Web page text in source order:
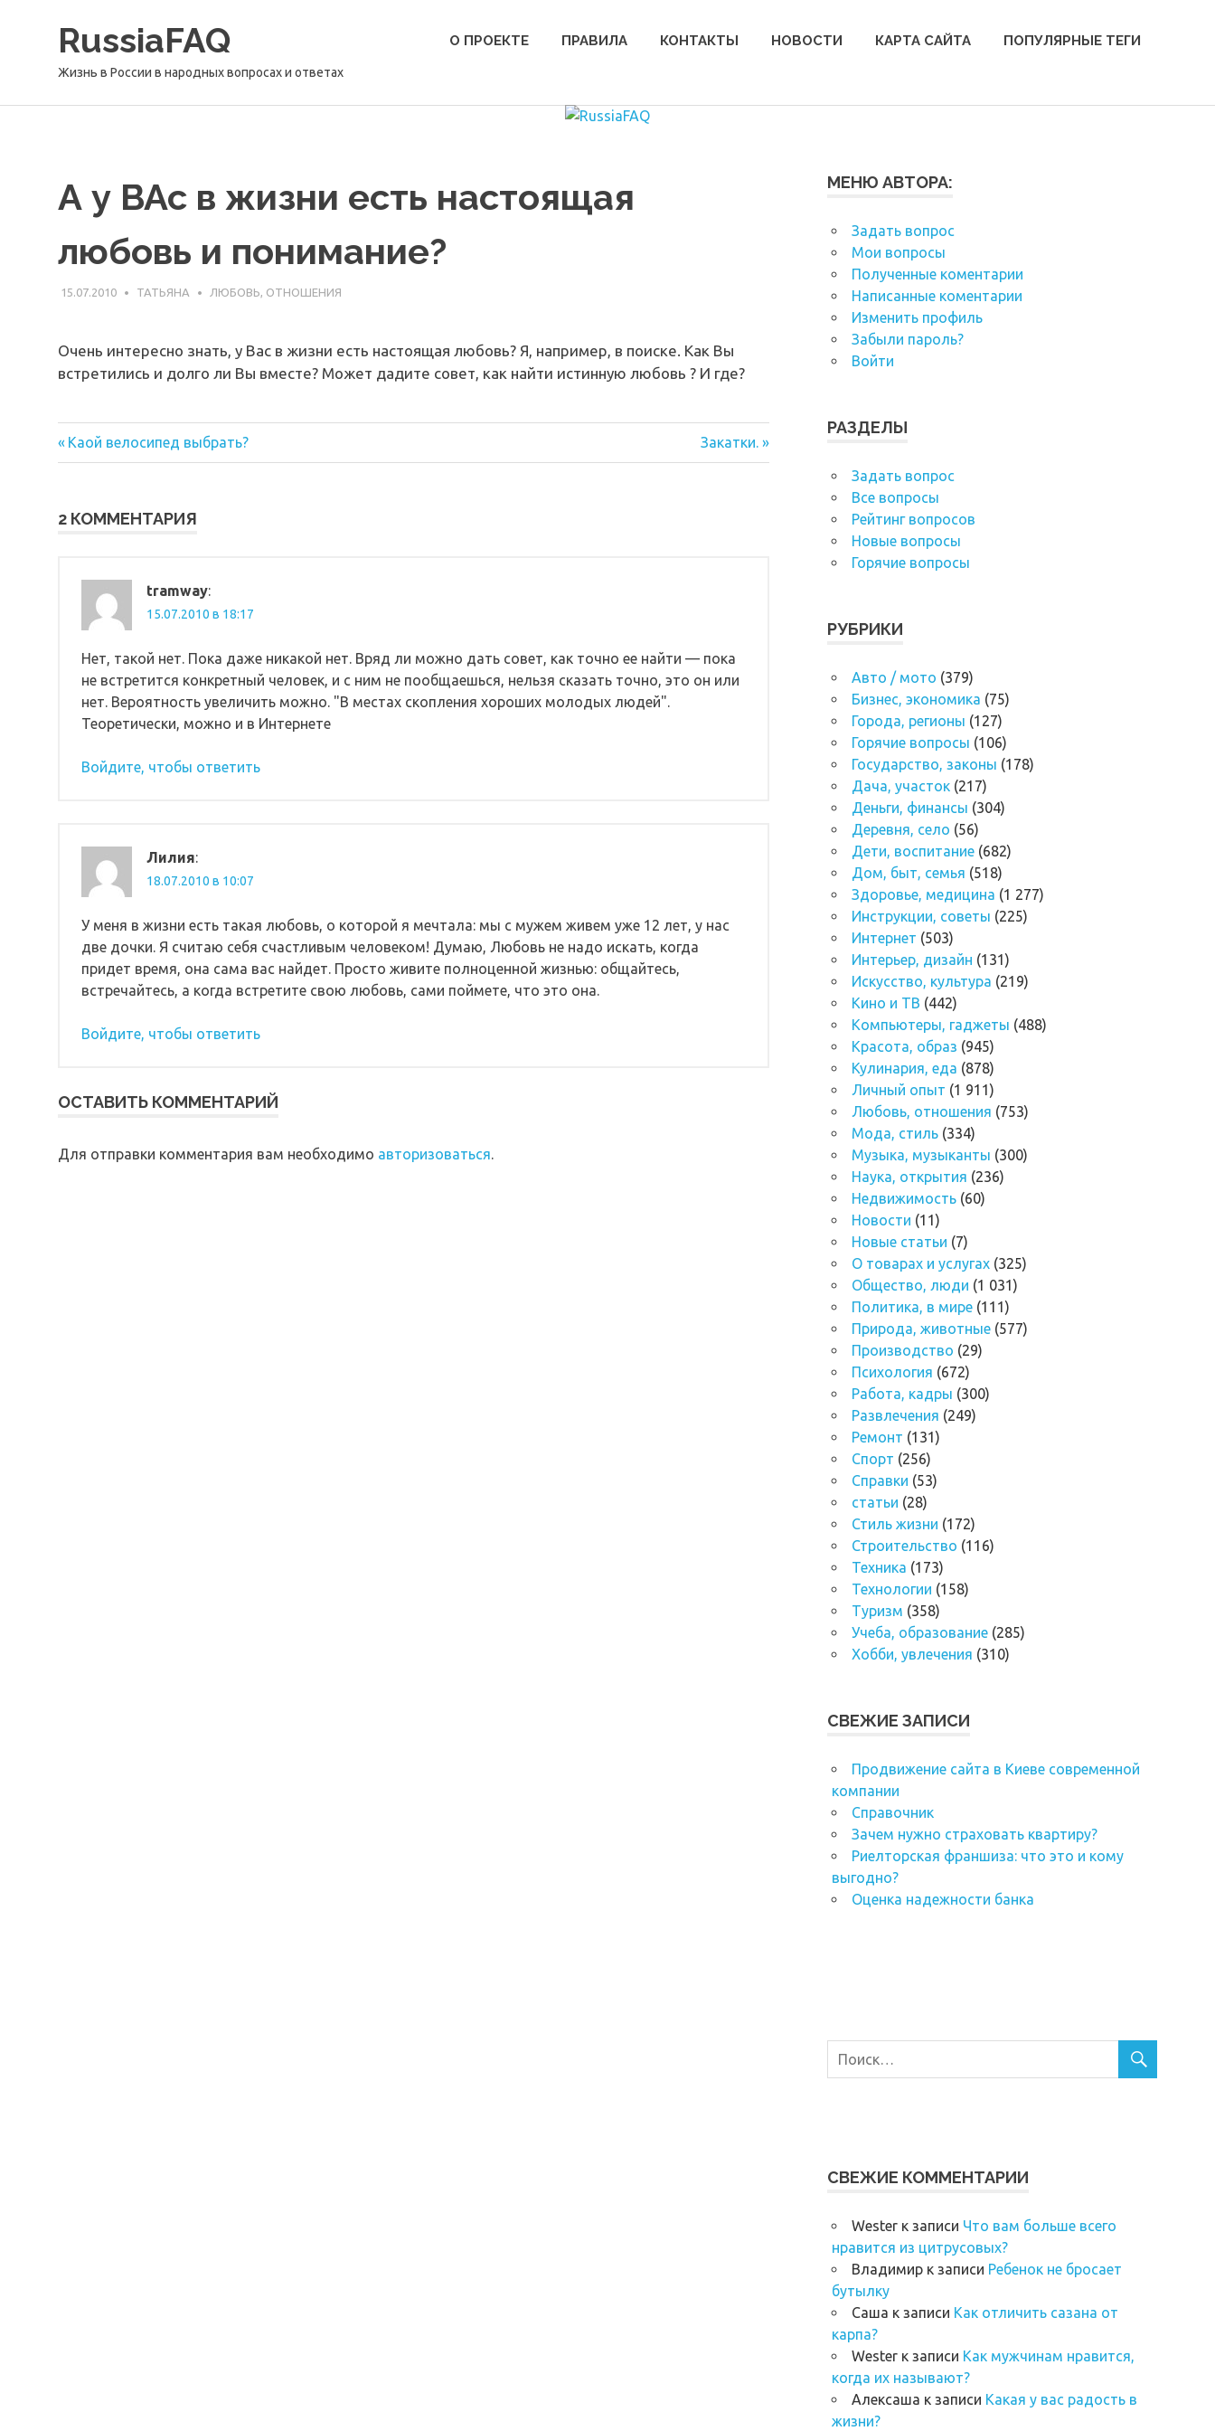
содержимомуRussiaFAQ
Жизнь в России в народных вопросах и ответах
О ПРОЕКТЕ ПРАВИЛА КОНТАКТЫ НОВОСТИ КАРТА САЙТА ПОПУЛЯРНЫЕ ТЕГИ
А у ВАс в жизни есть настоящая
любовь и понимание?
15.07.2010 ТАТЬЯНА ЛЮБОВЬ, ОТНОШЕНИЯ
Очень интересно знать, у Вас в жизни есть настоящая любовь? Я, например, в поиске. Как Вы
встретились и долго ли Вы вместе? Может дадите совет, как найти истинную любовь ? И где?
Навигация
записям
Предыдущая
запись:
Каой велосипед выбрать?
Следующая
запись:
Закатки.
2 КОММЕНТАРИЯ
tramway:
15.07.2010 в 18:17
Нет, такой нет. Пока даже никакой нет. Вряд ли можно дать совет, как точно ее найти — пока
не встретится конкретный человек, и с ним не пообщаешься, нельзя сказать точно, это он или
нет. Вероятность увеличить можно. "В местах скопления хороших молодых людей".
Теоретически, можно и в Интернете
Войдите, чтобы ответить
Лилия:
18.07.2010 в 10:07
У меня в жизни есть такая любовь, о которой я мечтала: мы с мужем живем уже 12 лет, у нас
две дочки. Я считаю себя счастливым человеком! Думаю, Любовь не надо искать, когда
придет время, она сама вас найдет. Просто живите полноценной жизнью: общайтесь,
встречайтесь, а когда встретите свою любовь, сами поймете, что это она.
Войдите, чтобы ответить
ОСТАВИТЬ КОММЕНТАРИЙ
Для отправки комментария вам необходимо авторизоваться.
МЕНЮ АВТОРА:
Задать вопрос
Мои вопросы
Полученные коментарии
Написанные коментарии
Изменить профиль
Забыли пароль?
Войти
РАЗДЕЛЫ
Задать вопрос
Все вопросы
Рейтинг вопросов
Новые вопросы
Горячие вопросы
РУБРИКИ
Авто / мото (379)
Бизнес, экономика (75)
Города, регионы (127)
Горячие вопросы (106)
Государство, законы (178)
Дача, участок (217)
Деньги, финансы (304)
Деревня, село (56)
Дети, воспитание (682)
Дом, быт, семья (518)
Здоровье, медицина (1 277)
Инструкции, советы (225)
Интернет (503)
Интерьер, дизайн (131)
Искусство, культура (219)
Кино и ТВ (442)
Компьютеры, гаджеты (488)
Красота, образ (945)
Кулинария, еда (878)
Личный опыт (1 911)
Любовь, отношения (753)
Мода, стиль (334)
Музыка, музыканты (300)
Наука, открытия (236)
Недвижимость (60)
Новости (11)
Новые статьи (7)
О товарах и услугах (325)
Общество, люди (1 031)
Политика, в мире (111)
Природа, животные (577)
Производство (29)
Психология (672)
Работа, кадры (300)
Развлечения (249)
Ремонт (131)
Спорт (256)
Справки (53)
статьи (28)
Стиль жизни (172)
Строительство (116)
Техника (173)
Технологии (158)
Туризм (358)
Учеба, образование (285)
Хобби, увлечения (310)
СВЕЖИЕ ЗАПИСИ
Продвижение сайта в Киеве современной
компании
Справочник
Зачем нужно страховать квартиру?
Риелторская франшиза: что это и кому
выгодно?
Оценка надежности банка
СВЕЖИЕ КОММЕНТАРИИ
Wester к записи Что вам больше всего
нравится из цитрусовых?
Владимир к записи Ребенок не бросает
бутылку
Саша к записи Как отличить сазана от
карпа?
Wester к записи Как мужчинам нравится,
когда их называют?
Алексаша к записи Какая у вас радость в
жизни?